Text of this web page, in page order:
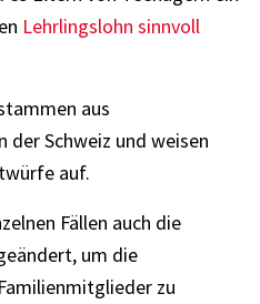
Lehrlingslohn sinnvoll
aus
der Schweiz und weisen
auf.
Fällen auch die
um die
zu